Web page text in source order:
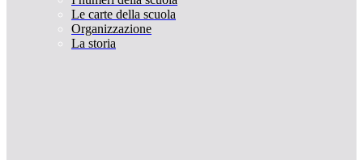
Le carte della scuola
Organizzazione
La storia